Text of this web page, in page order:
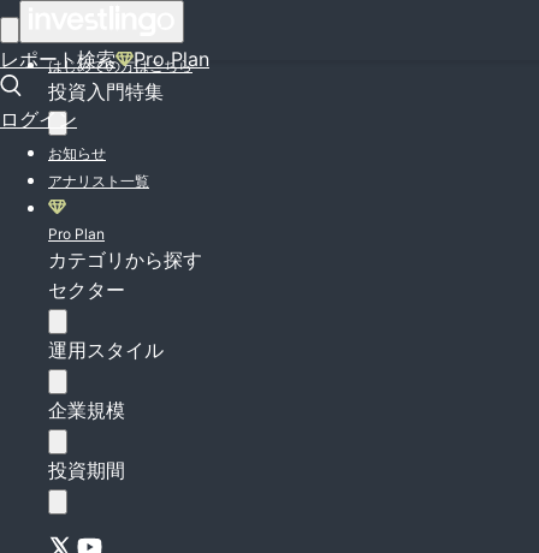
レポート検索 Pro Plan
ログイン
はじめての方はこちら
投資入門特集
お知らせ
アナリスト一覧
Pro Plan
カテゴリから探す
セクター
運用スタイル
企業規模
投資期間